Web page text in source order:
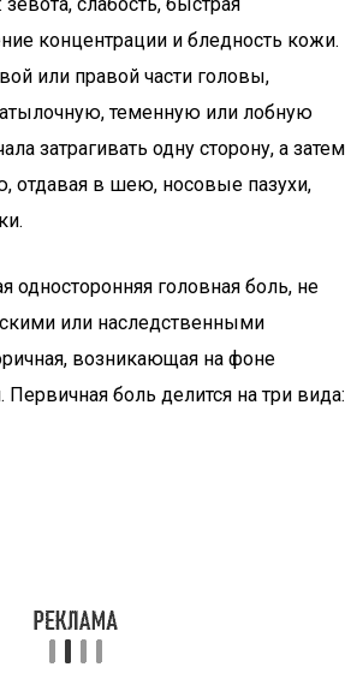
концентрации и бледность кожи.
или правой части головы,
теменную или лобную
затрагивать одну сторону, а затем
отдавая в шею, носовые пазухи,
односторонняя головная боль, не
или наследственными
возникающая на фоне
Первичная боль делится на три вида: